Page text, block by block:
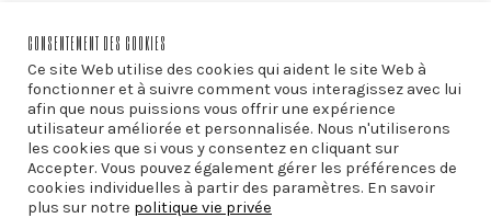
CONSENTEMENT DES COOKIES
Ce site Web utilise des cookies qui aident le site Web à
fonctionner et à suivre comment vous interagissez avec lui
afin que nous puissions vous offrir une expérience
utilisateur améliorée et personnalisée. Nous n'utiliserons
les cookies que si vous y consentez en cliquant sur
Accepter. Vous pouvez également gérer les préférences de
cookies individuelles à partir des paramètres. En savoir
plus sur notre politique vie privée